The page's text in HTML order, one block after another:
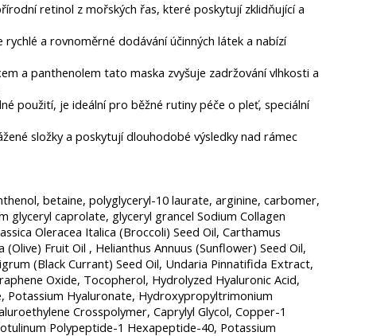
retinol z mořských řas, které poskytují zklidňující a
a rovnoměrné dodávání účinných látek a nabízí
a panthenolem tato maska ​​zvyšuje zadržování vlhkosti a
použití, je ideální pro běžné rutiny péče o pleť, speciální
složky a poskytují dlouhodobé výsledky nad rámec
betaine, polyglyceryl-10 laurate, arginine, carbomer,
glyceryl caprolate, glyceryl grancel Sodium Collagen
Oleracea Italica (Broccoli) Seed Oil, Carthamus
Fruit Oil , Helianthus Annuus (Sunflower) Seed Oil,
(Black Currant) Seed Oil, Undaria Pinnatifida Extract,
Oxide, Tocopherol, Hydrolyzed Hyaluronic Acid,
Potassium Hyaluronate, Hydroxypropyltrimonium
Crosspolymer, Caprylyl Glycol, Copper-1
Polypeptide-1 Hexapeptide-40, Potassium